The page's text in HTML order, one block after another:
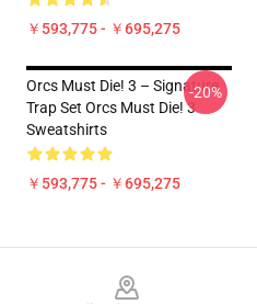
￥593,775 - ￥695,275
Orcs Must Die! 3 – Signature
Trap Set Orcs Must Die! 3
Sweatshirts
￥593,775 - ￥695,275
-20%